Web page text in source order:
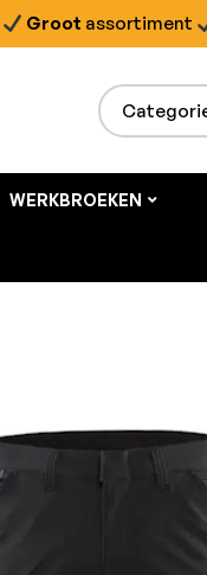
Groot assortiment
WERKBROEKEN